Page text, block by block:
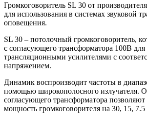
Громкоговоритель SL 30 от
для использования в системах звуковой
оповещения.
SL 30 – потолочный громкоговоритель,
с согласующего трансформатора 100В для
трансляционными усилителями с
напряжением.
Динамик воспроизводит частоты в
помощью широкополосного излучателя.
согласующего трансформатора
мощность громкоговорителя на 30, 15,